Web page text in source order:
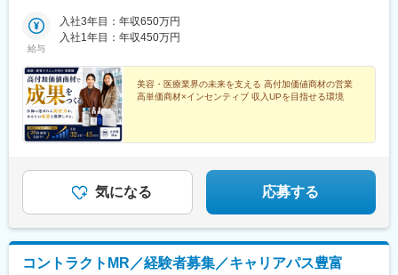
給与
入社3年目：年収650万円
入社1年目：年収450万円
美容・医療業界の未来を支える 高付加価値商材の営業
高単価商材×インセンティブ 収入UPを目指せる環境
気になる 応募する
コントラクトMR／経験者募集／キャリアパス豊富